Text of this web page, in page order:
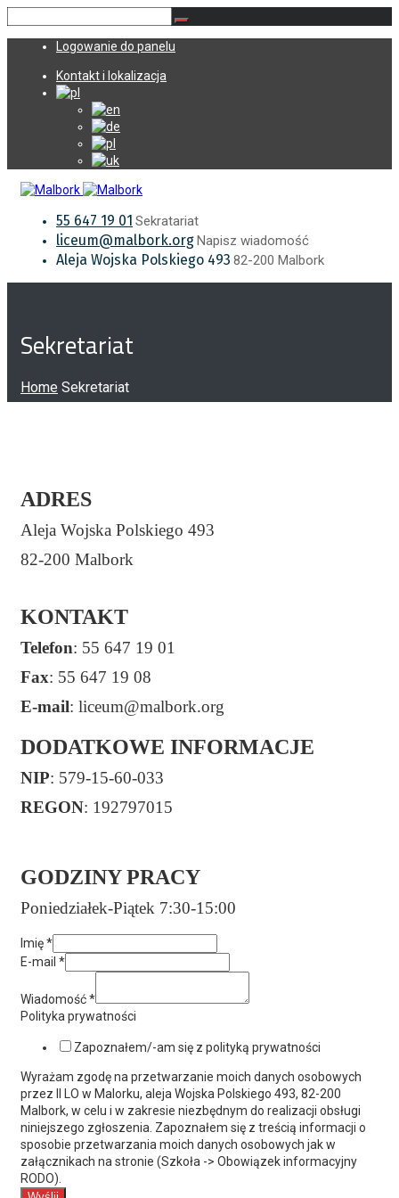
Logowanie do panelu
Kontakt i lokalizacja
55 647 19 01 Sekratariat
liceum@malbork.orgNapisz wiadomość
Aleja Wojska Polskiego 493 82-200 Malbork
Sekretariat
Home Sekretariat
ADRES
Aleja Wojska Polskiego 493
82-200 Malbork
KONTAKT
Telefon: 55 647 19 01
Fax: 55 647 19 08
E-mail: liceum@malbork.org
DODATKOWE INFORMACJE
NIP: 579-15-60-033
REGON: 192797015
GODZINY PRACY
Poniedziałek-Piątek 7:30-15:00
Imię*
E-mail *
Wiadomość*
Polityka prywatności
Zapoznałem/-am się z polityką prywatności
Wyrażam zgodę na przetwarzanie moich danych osobowych
przez II LO w Malorku, aleja Wojska Polskiego 493, 82-200
Malbork, w celu i w zakresie niezbędnym do realizacji obsługi
niniejszego zgłoszenia. Zapoznałem się z treścią informacji o
sposobie przetwarzania moich danych osobowych jak w
załącznikach na stronie (Szkoła -> Obowiązek informacyjny
RODO).